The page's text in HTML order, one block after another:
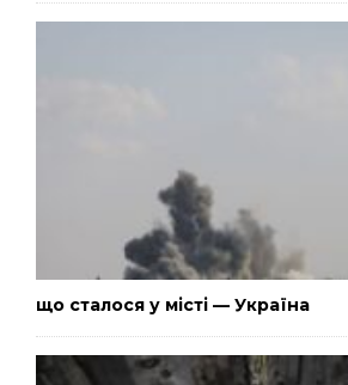
що сталося у місті — Україна